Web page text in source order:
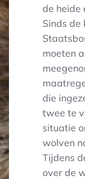
de heide
Sinds de
moeten
die
twee te
situatie
wolven
Tijdens
over de